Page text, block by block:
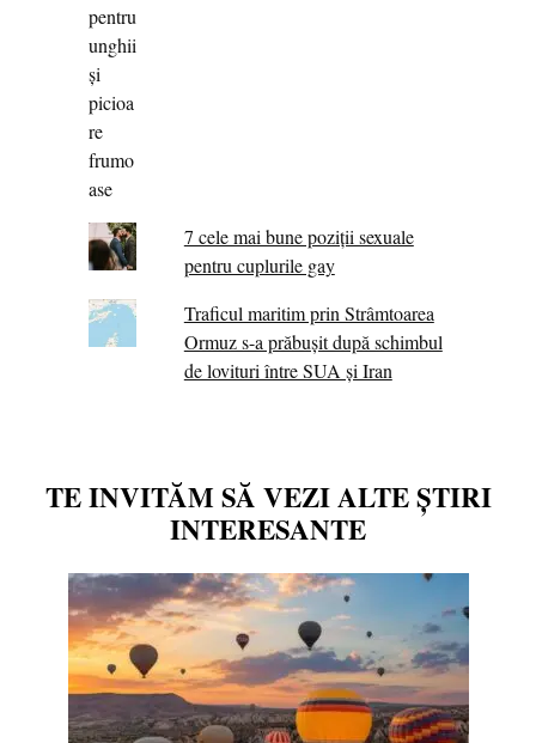
7 cele mai bune poziții sexuale
pentru cuplurile gay
Traficul maritim prin Strâmtoarea
Ormuz s-a prăbușit după schimbul
de lovituri între SUA şi Iran
TE INVITĂM SĂ VEZI ALTE ȘTIRI
INTERESANTE